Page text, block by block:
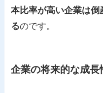
本比率が高い企業は倒
るのです。
企業の将来的な成長